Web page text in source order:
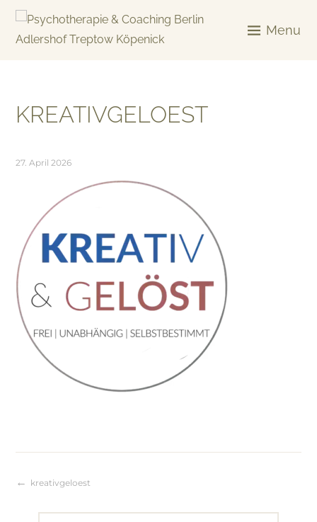
Skip
Menu
KREATIVGELOEST
27. April 2026
Beitragsnavigation
kreativgeloest